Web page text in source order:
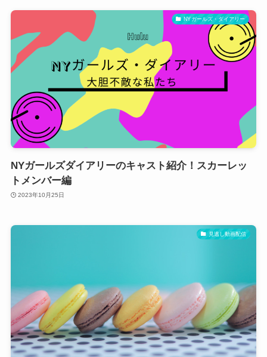
NYガールズ・ダイアリー
NYガールズダイアリーのキャスト紹介！スカーレッ
トメンバー編
2023年10月25日
見逃し動画配信